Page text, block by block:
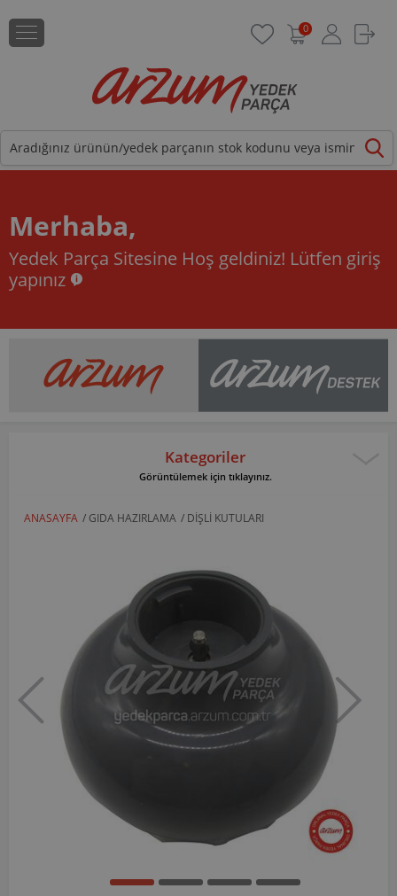
0
Merhaba,
Yedek Parça Sitesine Hoş geldiniz! Lütfen giriş
yapınız
Kategoriler
Görüntülemek için tıklayınız.
ANASAYFA / GIDA HAZIRLAMA / DIŞLI KUTULARI